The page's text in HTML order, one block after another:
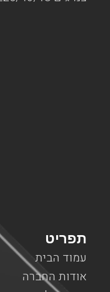
תפריט
עמוד הבית
אודות החברה